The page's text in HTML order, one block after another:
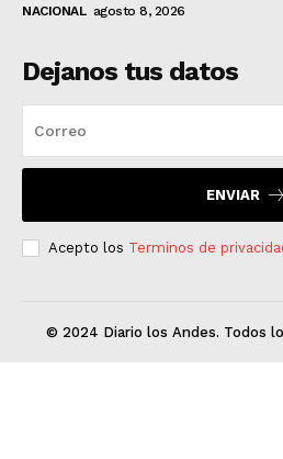
NACIONAL agosto 8, 2026
Dejanos tus datos
ENVIAR
Acepto los Terminos de
© 2024 Diario los Andes. Todos